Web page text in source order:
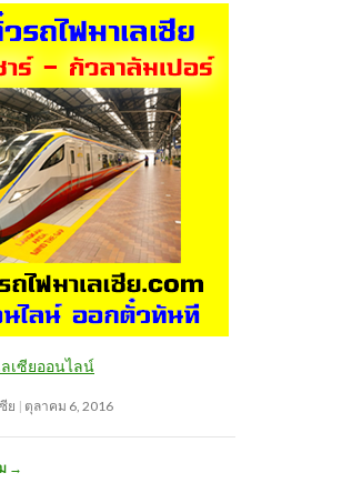
เซียออนไลน์
ย ตุลาคม 6, 2016
→